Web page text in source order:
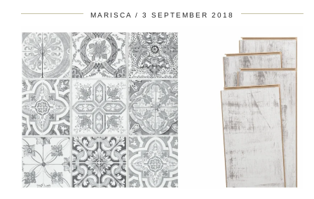
MARISCA 3 SEPTEMBER 2018